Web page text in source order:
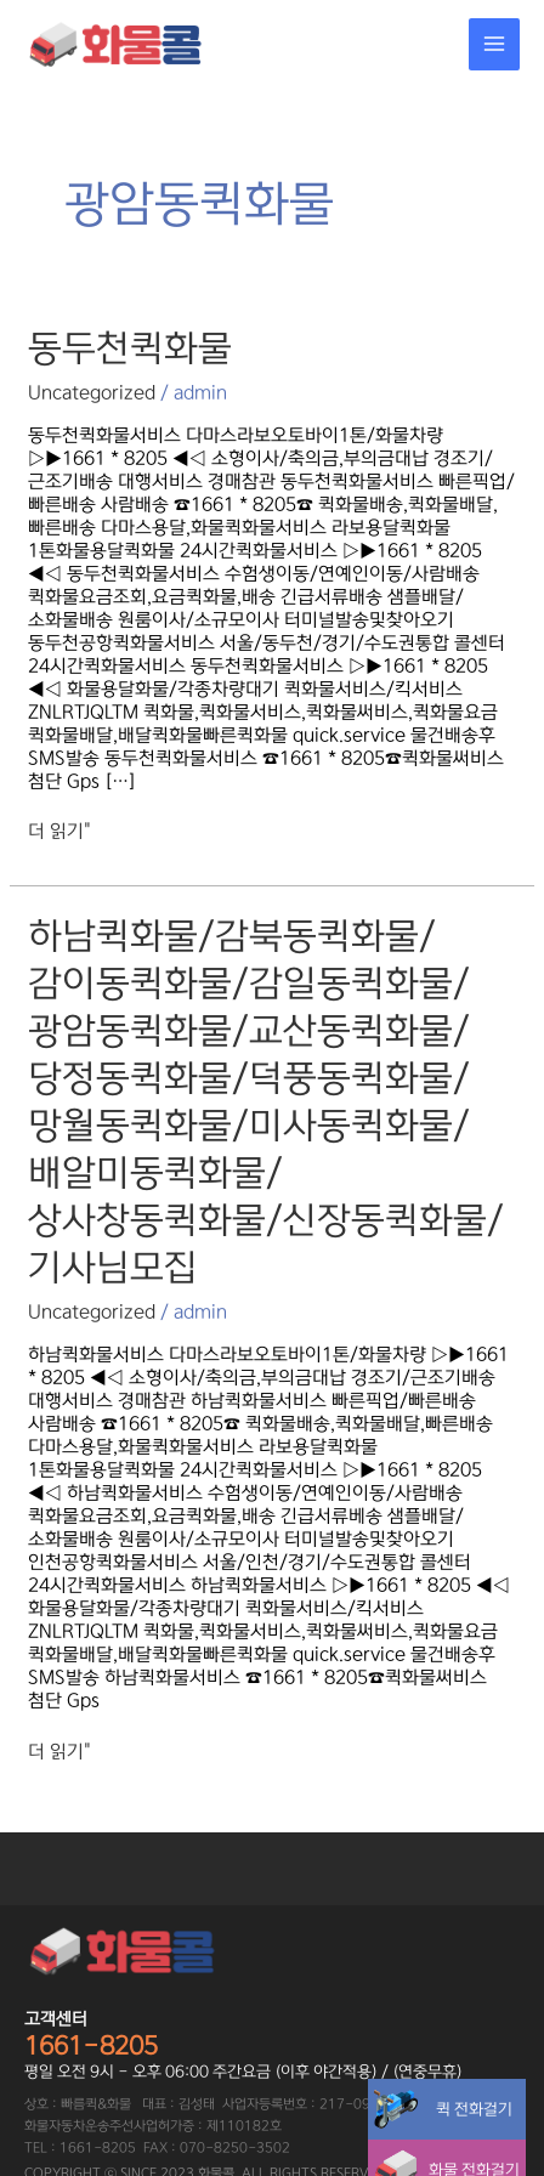
건너뛰기
광암동퀵화물
동두천퀵화물
Uncategorized /admin
동두천퀵화물서비스 다마스라보오토바이1톤/화물차량
▷▶1661 * 8205 ◀◁ 소형이사/축의금,부의금대납 경조기/
근조기배송 대행서비스 경매참관 동두천퀵화물서비스 빠른픽업/
빠른배송 사람배송 ☎1661 * 8205☎ 퀵화물배송,퀵화물배달,
빠른배송 다마스용달,화물퀵화물서비스 라보용달퀵화물
1톤화물용달퀵화물 24시간퀵화물서비스 ▷▶1661 * 8205
◀◁ 동두천퀵화물서비스 수험생이동/연예인이동/사람배송
퀵화물요금조회,요금퀵화물,배송 긴급서류배송 샘플배달/
소화물배송 원룸이사/소규모이사 터미널발송및찾아오기
동두천공항퀵화물서비스 서울/동두천/경기/수도권통합 콜센터
24시간퀵화물서비스 동두천퀵화물서비스 ▷▶1661 * 8205
◀◁ 화물용달화물/각종차량대기 퀵화물서비스/킥서비스
ZNLRTJQLTM 퀵화물,퀵화물서비스,퀵화물써비스,퀵화물요금
퀵화물배달,배달퀵화물빠른퀵화물 quick.service 물건배송후
SMS발송 동두천퀵화물서비스 ☎1661 * 8205☎퀵화물써비스
첨단 Gps […]
동두천퀵화물
더 읽기"
하남퀵화물/감북동퀵화물/
감이동퀵화물/감일동퀵화물/
광암동퀵화물/교산동퀵화물/
당정동퀵화물/덕풍동퀵화물/
망월동퀵화물/미사동퀵화물/
배알미동퀵화물/
상사창동퀵화물/신장동퀵화물/
기사님모집
Uncategorized /admin
하남퀵화물서비스 다마스라보오토바이1톤/화물차량 ▷▶1661
* 8205 ◀◁ 소형이사/축의금,부의금대납 경조기/근조기배송
대행서비스 경매참관 하남퀵화물서비스 빠른픽업/빠른배송
사람배송 ☎1661 * 8205☎ 퀵화물배송,퀵화물배달,빠른배송
다마스용달,화물퀵화물서비스 라보용달퀵화물
1톤화물용달퀵화물 24시간퀵화물서비스 ▷▶1661 * 8205
◀◁ 하남퀵화물서비스 수험생이동/연예인이동/사람배송
퀵화물요금조회,요금퀵화물,배송 긴급서류베송 샘플배달/
소화물배송 원룸이사/소규모이사 터미널발송및찾아오기
인천공항퀵화물서비스 서울/인천/경기/수도권통합 콜센터
24시간퀵화물서비스 하남퀵화물서비스 ▷▶1661 * 8205 ◀◁
화물용달화물/각종차량대기 퀵화물서비스/킥서비스
ZNLRTJQLTM 퀵화물,퀵화물서비스,퀵화물써비스,퀵화물요금
퀵화물배달,배달퀵화물빠른퀵화물 quick.service 물건배송후
SMS발송 하남퀵화물서비스 ☎1661 * 8205☎퀵화물써비스
첨단 Gps
하남퀵화물/
감북동퀵화물/
감이동퀵화물/
감일동퀵화물/
광암동퀵화물/
교산동퀵화물/
당정동퀵화물/
덕풍동퀵화물/
망월동퀵화물/
미사동퀵화물/
배알미동퀵화물/
상사창동퀵화물/
신장동퀵화물/
기사님모집
더 읽기"
고객센터
1661-8205
평일 오전 9시 - 오후 06:00 주간요금 (이후 야간적용) / (연중무휴)
상호 : 빠름퀵&화물 대표 : 김성태 사업자등록번호 : 217-09-89402
화물자동차운송주선사업허가증 : 제110182호
TEL : 1661-8205 FAX : 070-8250-3502
퀵 전화걸기
화물 전화걸기